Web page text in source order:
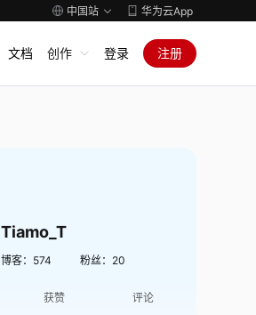
中国站 华为云App
文档 创作 登录 注册
Tiamo_T
博客： 574 粉丝： 20
获赞 评论